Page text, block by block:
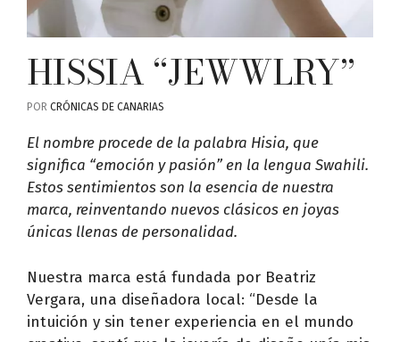
HISSIA “JEWWLRY”
POR CRÓNICAS DE CANARIAS
El nombre procede de la palabra Hisia, que
significa “emoción y pasión” en la lengua Swahili.
Estos sentimientos son la esencia de nuestra
marca, reinventando nuevos clásicos en joyas
únicas llenas de personalidad.
Nuestra marca está fundada por Beatriz
Vergara, una diseñadora local: “Desde la
intuición y sin tener experiencia en el mundo